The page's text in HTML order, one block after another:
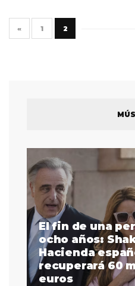
« 1 2
El fin de una
ocho años:
Hacienda
recuperará 60
euros